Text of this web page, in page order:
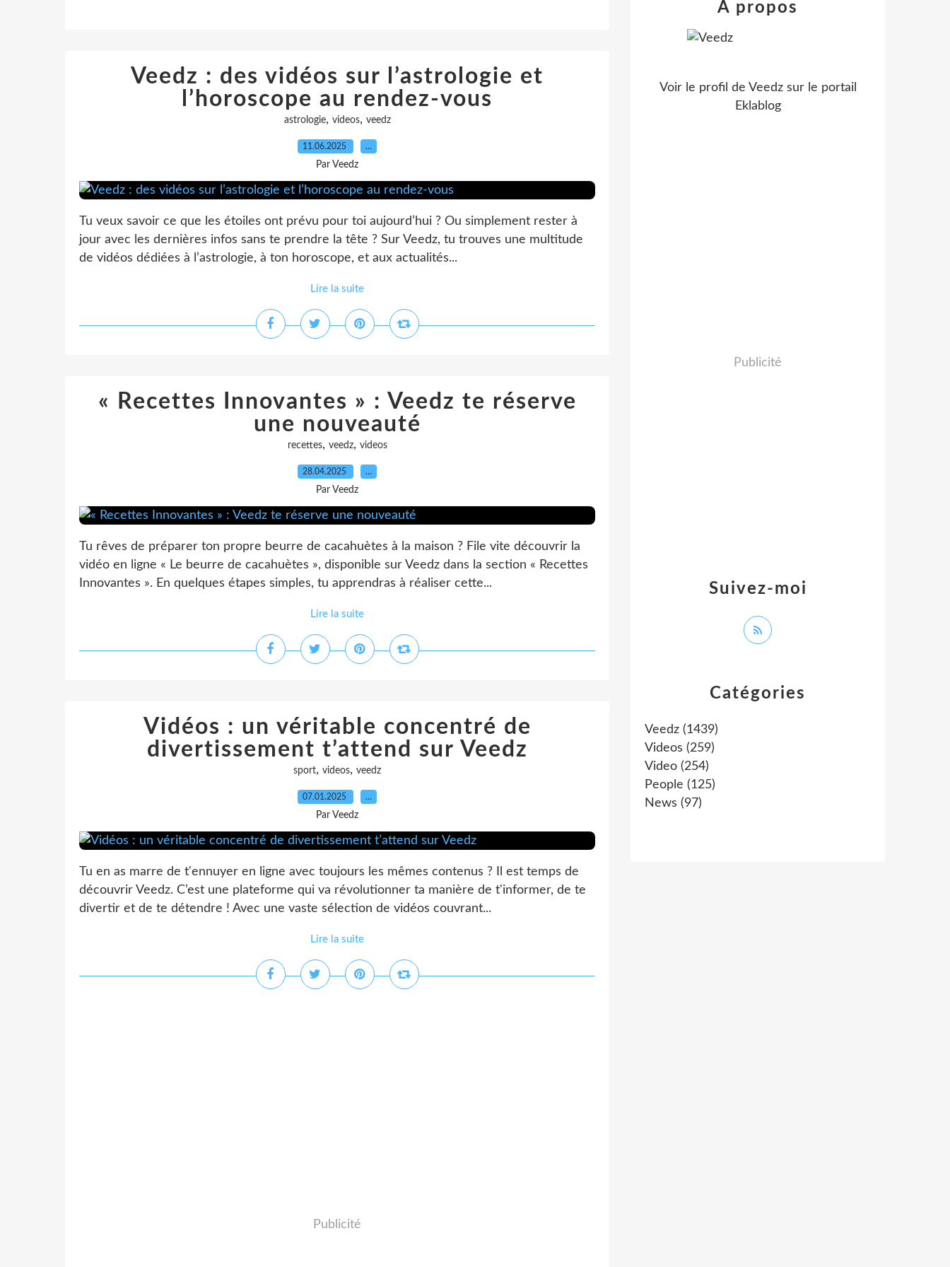
Veedz : des vidéos sur l’astrologie et
l’horoscope au rendez-vous
astrologie, videos, veedz
11.06.2025 …
Par Veedz
Tu veux savoir ce que les étoiles ont prévu pour toi aujourd’hui ? Ou simplement rester à
jour avec les dernières infos sans te prendre la tête ? Sur Veedz, tu trouves une multitude
de vidéos dédiées à l’astrologie, à ton horoscope, et aux actualités...
Lire la suite
« Recettes Innovantes » : Veedz te réserve
une nouveauté
recettes, veedz, videos
28.04.2025 …
Par Veedz
Tu rêves de préparer ton propre beurre de cacahuètes à la maison ? File vite découvrir la
vidéo en ligne « Le beurre de cacahuètes », disponible sur Veedz dans la section « Recettes
Innovantes ». En quelques étapes simples, tu apprendras à réaliser cette...
Lire la suite
Vidéos : un véritable concentré de
divertissement t’attend sur Veedz
sport, videos, veedz
07.01.2025 …
Par Veedz
Tu en as marre de t'ennuyer en ligne avec toujours les mêmes contenus ? Il est temps de
découvrir Veedz. C’est une plateforme qui va révolutionner ta manière de t'informer, de te
divertir et de te détendre ! Avec une vaste sélection de vidéos couvrant...
Lire la suite
Publicité
Catégories
Veedz (1439)
Videos (259)
Video (254)
People (125)
News (97)
Suivez-moi
À propos
Voir le profil de Veedzsur le portail
Eklablog
Publicité